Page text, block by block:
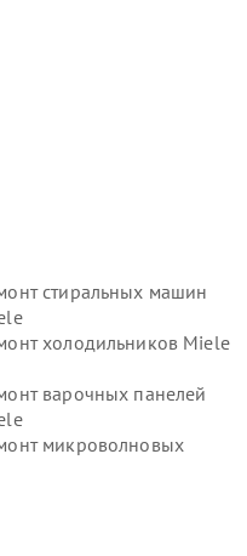
стиральных машин
холодильников Miele
варочных панелей
микроволновых